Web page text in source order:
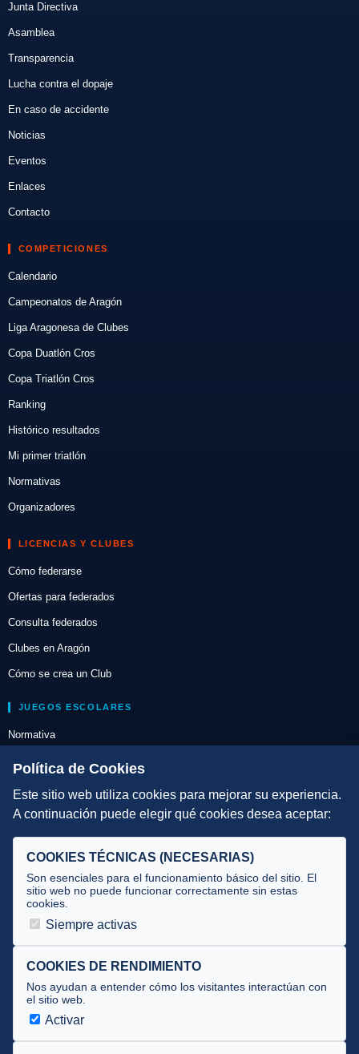
Junta Directiva
Asamblea
Transparencia
Lucha contra el dopaje
En caso de accidente
Noticias
Eventos
Enlaces
Contacto
COMPETICIONES
Calendario
Campeonatos de Aragón
Liga Aragonesa de Clubes
Copa Duatlón Cros
Copa Triatlón Cros
Ranking
Histórico resultados
Mi primer triatlón
Normativas
Organizadores
LICENCIAS Y CLUBES
Cómo federarse
Ofertas para federados
Consulta federados
Clubes en Aragón
Cómo se crea un Club
JUEGOS ESCOLARES
Normativa
Escuelas de Triatlón
DIRECCIÓN TÉCNICA
Selecciones
Tecnificación
JUECES Y OFICIALES
Documentos
Cursos
Circulares oficiales
Convocatorias y Equipaciones
Política de Cookies
Este sitio web utiliza cookies para mejorar su experiencia.
A continuación puede elegir qué cookies desea aceptar:
COOKIES TÉCNICAS (NECESARIAS)
Son esenciales para el funcionamiento básico del sitio. El
sitio web no puede funcionar correctamente sin estas
cookies.
Siempre activas
COOKIES DE RENDIMIENTO
Nos ayudan a entender cómo los visitantes interactúan con
el sitio web.
Activar